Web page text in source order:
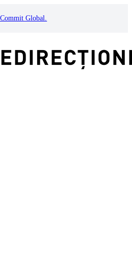
Global.